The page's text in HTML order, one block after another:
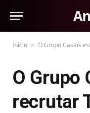
Início » O Grupo Casais
O Grupo
recrutar